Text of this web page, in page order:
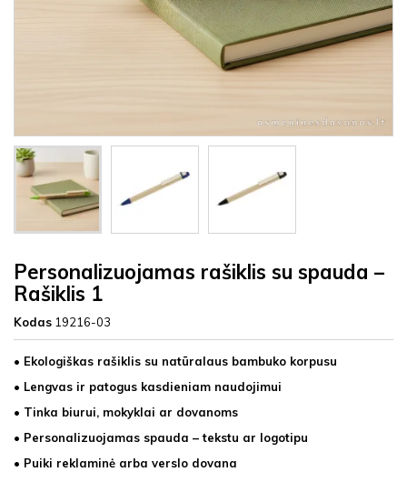
Personalizuojamas rašiklis su spauda –
Rašiklis 1
Kodas 19216-03
• Ekologiškas rašiklis su natūralaus bambuko korpusu
• Lengvas ir patogus kasdieniam naudojimui
• Tinka biurui, mokyklai ar dovanoms
• Personalizuojamas spauda – tekstu ar logotipu
• Puiki reklaminė arba verslo dovana